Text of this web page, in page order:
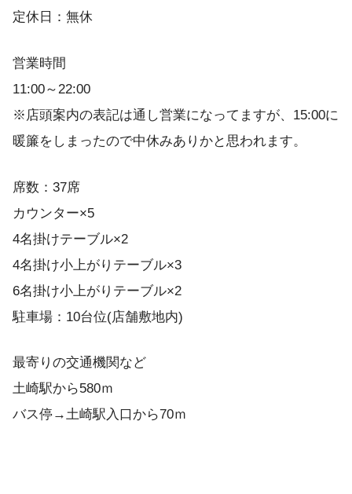
定休日：無休
営業時間
11:00～22:00
※店頭案内の表記は通し営業になってますが、15:00に
暖簾をしまったので中休みありかと思われます。
席数：37席
カウンター×5
4名掛けテーブル×2
4名掛け小上がりテーブル×3
6名掛け小上がりテーブル×2
駐車場：10台位(店舗敷地内)
最寄りの交通機関など
土崎駅から580ｍ
バス停→土崎駅入口から70ｍ